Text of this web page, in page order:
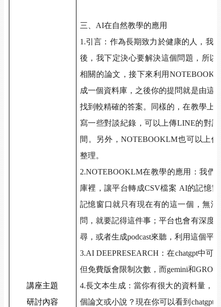
講座主題
研討內容
三、 AI在自然教學的應用
1.引言：作為長期致力於健康的人，我
後，我下定決心要解決這個問題，所以
相關的論文，接下來利用
成一個資料庫，之後你的提問就是由這
找到較精確的答案。同樣的，在教學上
寫一些對談紀錄，可以上傳LINE的對
間。另外，NOTEBOOKLM也可以上傳
整理。
2.NOTEBOOKLM在教學的應用：我們
庫裡，讓平台轉成CSV檔案 AI的記憶
記憶窗口就只有現在有的這一個，無
問，就要記得這件事；平台也會有深度
尋，或者生成podcast來聽，利用這個平
3.AI DEEPRESEARCH ：在chatgpt中可
但免費版會限制次數，而gemini和GROK
4.長文本生成：當你有很大的資料量，
個論文或小說？現在你可以看到 chatgpt